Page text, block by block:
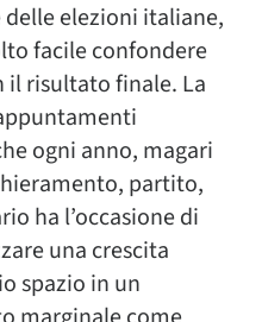
elezioni italiane,
facile confondere
risultato finale. La
ogni anno, magari
partito,
ha l’occasione di
una crescita
spazio in un